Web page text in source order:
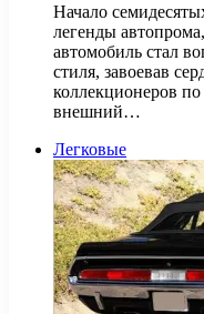
Начало
легенды
автомобиль стал
стиля, завоевав
коллекционеров
внешний…
Легковые